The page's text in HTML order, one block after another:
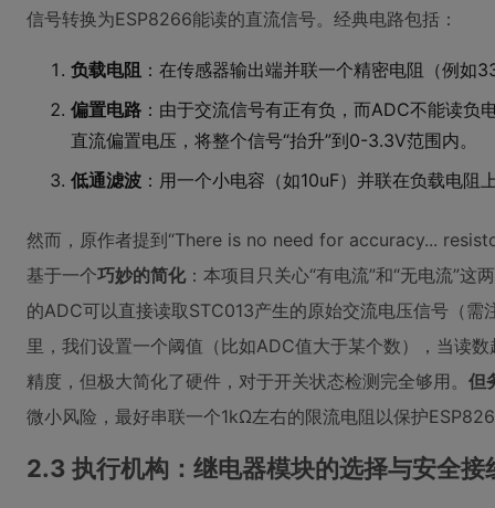
信号转换为ESP8266能读的直流信号。经典电路包括：
负载电阻 ：在传感器输出端并联一个精密电阻（例如
偏置电路 ：由于交流信号有正有负，而ADC不能读
直流偏置电压，将整个信号“抬升”到0-3.3V范围内。
低通滤波 ：用一个小电容（如10uF）并联在负载电
然而，原作者提到“There is no need for accuracy...
基于一个巧妙的简化：本项目只关心“有电流”和“无电流”
的ADC可以直接读取STC013产生的原始交流电压信号（
里，我们设置一个阈值（比如ADC值大于某个数），当读
精度，但极大简化了硬件，对于开关状态检测完全够用。 但
微小风险，最好串联一个1kΩ左右的限流电阻以保护
2.3 执行机构：继电器模块的选择与安全接